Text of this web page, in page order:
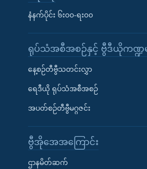
နံနက်ပိုင်း ၆း၀၀-ရး၀၀
ရုပ်သံအစီအစဉ်နှင့် ဗွီဒီယိုကဏ္ဍမ
နေ့စဉ်တီဗွီသတင်းလွှာ
ရေဒီယို ရုပ်သံအစီအစဉ်
အပတ်စဉ်တီဗွီမဂ္ဂဇင်း
ဗွီအိုအေအကြောင်း
ဌာနမိတ်ဆက်